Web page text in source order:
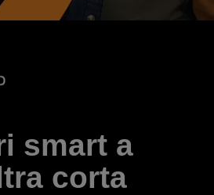
smart a
corta